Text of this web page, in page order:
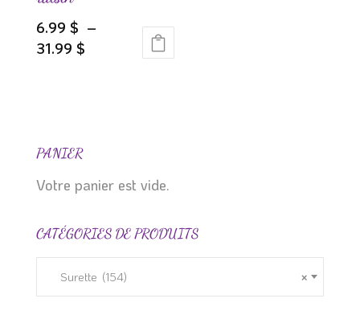
du
produit
6.99 $ –
31.99 $Plage
variations.
options
être
choisies
la
PANIER
Votre panier est vide.
CATÉGORIES DE PRODUITS
×
Surette (154)